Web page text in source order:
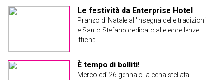
Le festività da Enterprise Hotel
Pranzo di Natale all'insegna delle tradizioni
e Santo Stefano dedicato alle eccellenze
ittiche
È tempo di bolliti!
Mercoledì 26 gennaio la cena stellata